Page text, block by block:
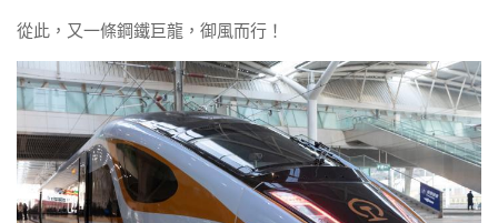
從此，又一條鋼鐵巨龍，御風而行！